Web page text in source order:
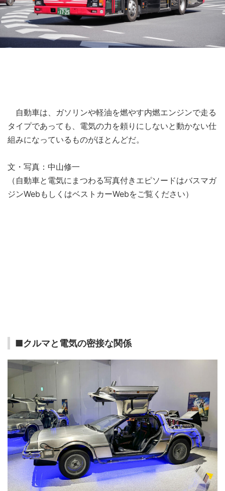
自動車は、ガソリンや軽油を燃やす内燃エンジンで走る
タイプであっても、電気の力を頼りにしないと動かない仕
組みになっているものがほとんどだ。
文・写真：中山修一
（自動車と電気にまつわる写真付きエピソードはバスマガ
ジンWebもしくはベストカーWebをご覧ください）
■クルマと電気の密接な関係